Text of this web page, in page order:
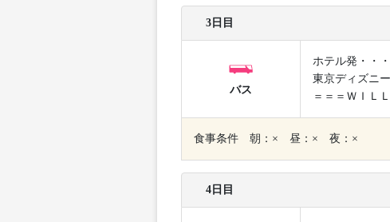
3日目
バス
ホテル発・・
東京ディズニ
＝＝＝ＷＩＬ
食事条件 朝：× 昼：× 夜：×
4日目